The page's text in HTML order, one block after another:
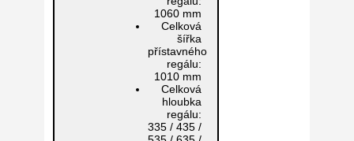
1060 mm
Celková
šířka
přístavného
regálu:
1010 mm
Celková
hloubka
regálu:
335 / 435 /